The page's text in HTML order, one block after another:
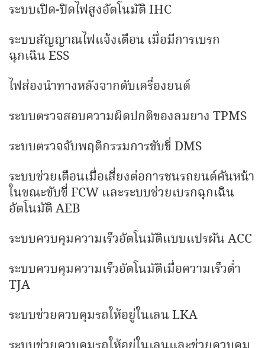
ระบบเปิด-ปิดไฟสูงอัตโนมัติ IHC
ระบบสัญญาณไฟแจ้งเตือน เมื่อมีการเบรก
ฉุกเฉิน ESS
ไฟส่องนำทางหลังจากดับเครื่องยนต์
ระบบตรวจสอบความผิดปกติของลมยาง TPMS
ระบบตรวจจับพฤติกรรมการขับขี่ DMS
ระบบช่วยเตือนเมื่อเสี่ยงต่อการชนรถยนต์คันหน้า
ในขณะขับขี่ FCW และระบบช่วยเบรกฉุกเฉิน
อัตโนมัติ AEB
ระบบควบคุมความเร็วอัตโนมัติแบบแปรผัน ACC
ระบบควบคุมความเร็วอัตโนมัติเมื่อความเร็วต่ำ
TJA
ระบบช่วยควบคุมรถให้อยู่ในเลน LKA